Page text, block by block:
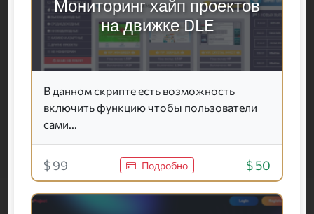
Мониторинг хайп проектов
на движке DLE
В данном скрипте есть возможность
включить функцию чтобы пользователи
сами...
$ 99 Подробно $ 50